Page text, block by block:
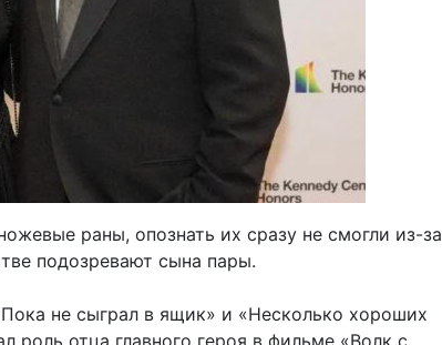
раны, опознать их сразу не смогли из-за
подозревают сына пары.
не сыграл в ящик» и «Несколько хороших
роль отца главного героя в фильме «Волк с